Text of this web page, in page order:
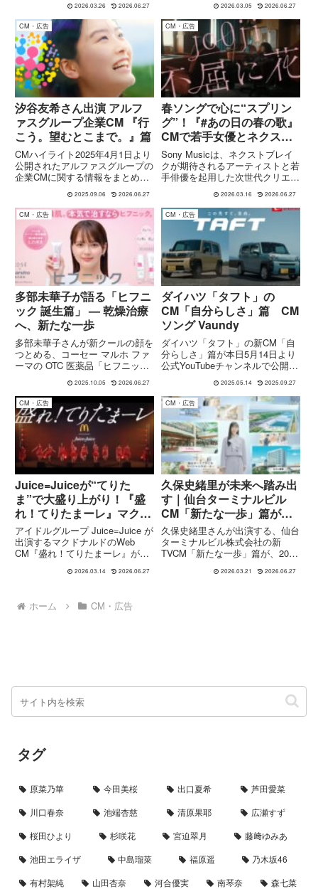
人生”に寄り添う存在としての保
険の役割を、日常の物語を通して
描いた作品です。本CMは、「や
りたいことができた」「やりた...
2026.03.26 2026.06.27
いで描くことで、日常生活が多く
の人の働きや支え合いによって成
り立っていることを表現した作品
です。新聞配達から始まり、...
2026.03.05 2026.06.27
CM・広告
汐谷友希さん出演 アルフ
ァスグループ企業CM 『行
こう。望むとこまで。』篇
CMハイライト2025年4月1日より
公開されたアルファスグループの
企業CMに関する情報をまとめま
2025年4月1日から、アルファス
グループは企業名やブランド認知
向上の一環として、T V コマーシ
ャル（企業広告）を公...
2025.09.06 2026.06.27
CM・広告
春ソングで心に“スプリン
グ”！『#あの日の春の歌』
CMで若手女優とネクスト
ブレイク音楽が共鳴｜の夏
目透羽-ハンブレッダーズ
遠藤さくら-jo0ji 祷キララ-
Sony Musicは、ネクストブレイ
クが期待されるアーティストと若
手俳優を起用した次世代クリエイ
春の歌』を始動しました。本プロ
ジェクトでは、ハンブレッダー
ズ、jo0ji、離婚伝説の3組の楽曲
を原案にした短編映...
2026.03.16 2026.06.27
CM・広告
多部未華子が語る「ヒフニ
ック 誕生篇」 — 乾燥治療
へ、新たな一歩
多部未華子さんが新クールの顔を
つとめる、コーセー マルホ ファ
ーマの OTC 医薬品「ヒフニッ
年9月26日より全国放送スター
ト。ヘパリン類似物質配合の乾燥
治療薬としての特徴、CMの演出
ポイントを解説します。
2025.10.05 2026.06.27
CM・広告
ダイハツ「タフト」の
CM「自分らしさ」篇 CM
ソング Vaundy
ダイハツ「タフト」の新CM「自
分らしさ」篇が本日5月14日より
公式YouTubeチャンネルで公開に
♢ダイハツタフトCM 公式サイト
特設ページこのCMで使用されて
いる楽曲は、2020年にリリース
されたVaundy...
2025.05.14 2025.09.27
CM・広告
Juice=Juiceが“てりた
ま”で大盛り上がり！『盛
れ！てりたまーレ』マクド
ナルドCM公開 人気曲の
替え歌パフォーマンスに注
目
アイドルグループ Juice=Juice が
出演するマクドナルドのWeb
CM『盛れ！てりたまーレ』が公
Juice=Juiceの楽曲『盛れ！ミ・
たまver.”の替え歌で、春の定番商
品「て...
2026.03.14 2026.06.27
CM・広告
久保史緒里が未来へ踏み出
す｜仙台ターミナルビル
CM「新たな一歩」篇が描
く東北への想い
久保史緒里さんが出演する、仙台
ターミナルビル株式会社の新
TVCM「新たな一歩」篇が、2026
城・山形・福島）で放映開始され
2026.03.21 2026.06.27
ホーム CM・広告
タグ
原菜乃華 今田美桜 出口夏希
芦田愛菜
川口春奈
池端杏慈 清原果耶
広瀬すず
桜田ひより
杉咲花 宮迫翠月
藤﨑ゆみあ
池田エライザ
中島瑠菜 福原遥
乃木坂46
有村架純
山田杏奈 河合優実 南琴奈
森七菜